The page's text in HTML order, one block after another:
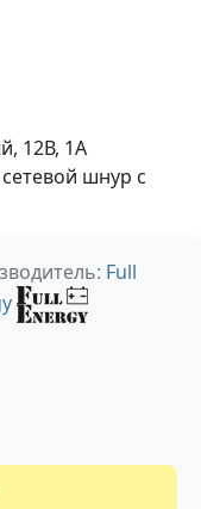
12В, 1А
шнур с
Full
цену